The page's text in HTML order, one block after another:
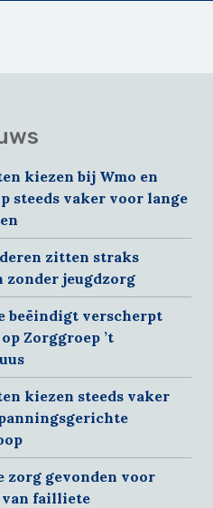
kiezen bij Wmo en
steeds vaker voor lange
zitten straks
zonder jeugdzorg
beëindigt verscherpt
Zorggroep ’t
kiezen steeds vaker
zorg gevonden voor
failliete